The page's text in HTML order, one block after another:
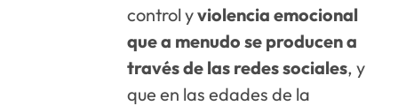
control yviolencia emocional
que a menudo se producen a
través de las redes sociales, y
que en las edades de la